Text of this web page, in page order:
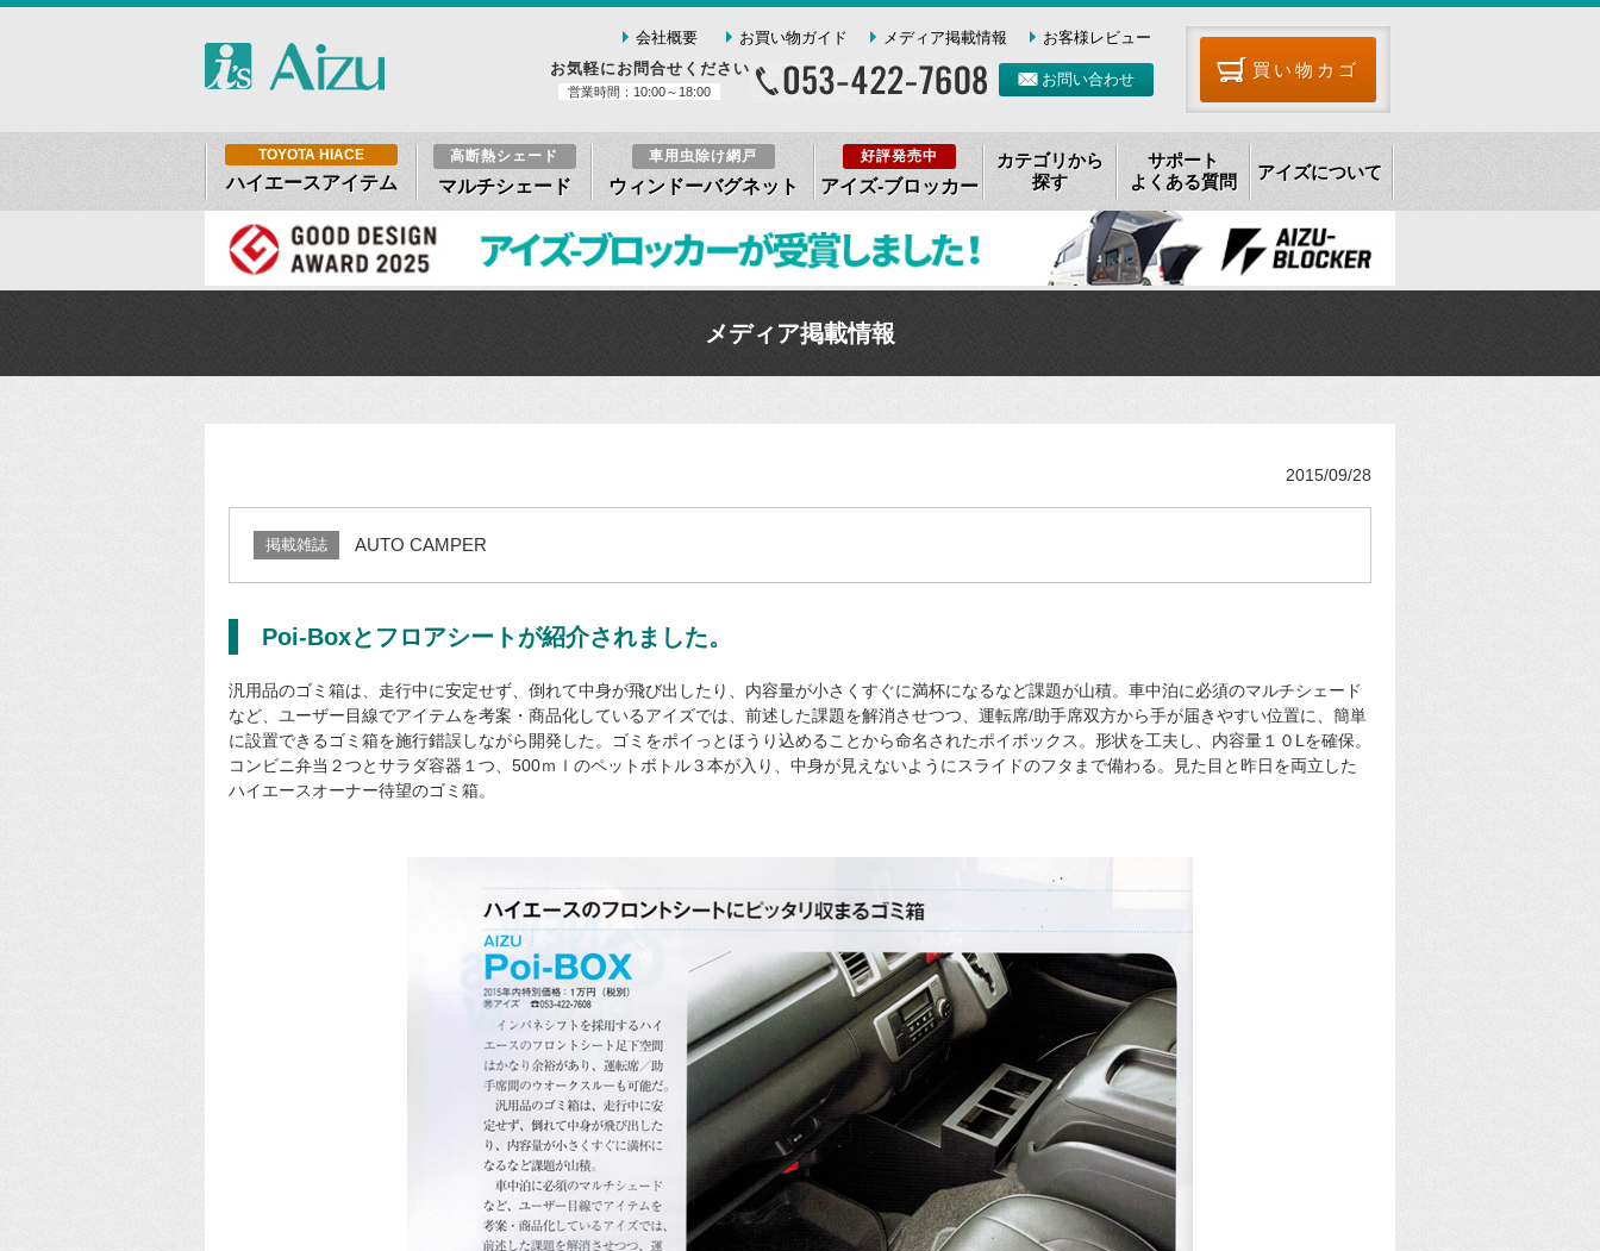
会社概要 お買い物ガイド メディア掲載情報
お客様レビュー
お気軽にお問合せください
営業時間：10:00～18:00
お問い合わせ 買い物カゴ
TOYOTA HIACE
ハイエースアイテム
高断熱シェード
マルチシェード
車用虫除け網戸
ウィンドーバグネット
好評発売中
アイズ-ブロッカー
カテゴリから
探す
サポート
よくある質問
アイズについて
メディア掲載情報
2015/09/28
掲載雑誌 AUTO CAMPER
Poi-Boxとフロアシートが紹介されました。
汎用品のゴミ箱は、走行中に安定せず、倒れて中身が飛び出したり、内容量が小さくすぐに満杯になるなど課題が山積。車中泊に必須のマルチシェード
など、ユーザー目線でアイテムを考案・商品化しているアイズでは、前述した課題を解消させつつ、運転席/助手席双方から手が届きやすい位置に、簡単
に設置できるゴミ箱を施行錯誤しながら開発した。ゴミをポイっとほうり込めることから命名されたポイボックス。形状を工夫し、内容量１０Lを確保。
コンビニ弁当２つとサラダ容器１つ、500ｍｌのペットボトル３本が入り、中身が見えないようにスライドのフタまで備わる。見た目と昨日を両立した
ハイエースオーナー待望のゴミ箱。